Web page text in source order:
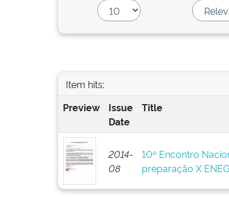
Item hits:
Preview
Issue
Date
Title
2014-
08
10º Encontro
preparação X ENEG